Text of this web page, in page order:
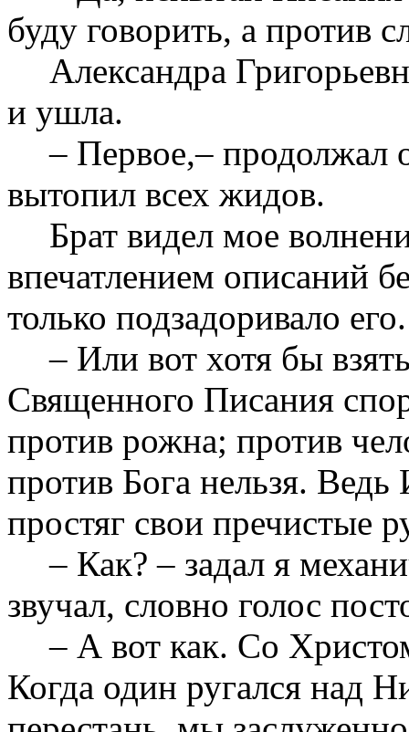
буду говорить, а против
Александра
и ушла.
– Первое,– продолжал
вытопил всех жидов.
Брат видел мое
впечатлением описаний
только подзадоривало его.
– Или вот хотя бы
Священного Писания
против рожна; против
против Бога нельзя. Ведь
простяг свои пречистые
– Как? – задал я
звучал, словно голос
– А вот как. Со
Когда один ругался над